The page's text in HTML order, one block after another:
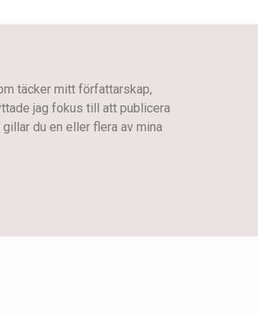
täcker mitt författarskap,
jag fokus till att publicera
du en eller flera av mina